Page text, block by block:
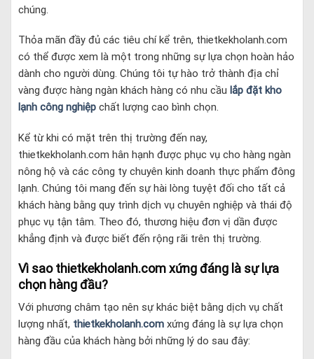
chúng.
Thỏa mãn đầy đủ các tiêu chí kể trên, thietkekholanh.com
có thể được xem là một trong những sự lựa chọn hoàn hảo
dành cho người dùng. Chúng tôi tự hào trở thành địa chỉ
vàng được hàng ngàn khách hàng có nhu cầu lắp đặt kho
lạnh công nghiệp chất lượng cao bình chọn.
Kể từ khi có mặt trên thị trường đến nay,
thietkekholanh.com hân hạnh được phục vụ cho hàng ngàn
nông hộ và các công ty chuyên kinh doanh thực phẩm đông
lạnh. Chúng tôi mang đến sự hài lòng tuyệt đối cho tất cả
khách hàng bằng quy trình dịch vụ chuyên nghiệp và thái độ
phục vụ tận tâm. Theo đó, thương hiệu đơn vị dần được
khẳng định và được biết đến rộng rãi trên thị trường.
Vì sao thietkekholanh.com xứng đáng là sự lựa
chọn hàng đầu?
Với phương châm tạo nên sự khác biệt bằng dịch vụ chất
lượng nhất, thietkekholanh.com xứng đáng là sự lựa chọn
hàng đầu của khách hàng bởi những lý do sau đây: